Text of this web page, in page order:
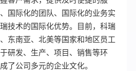
国际化的团队、国际化的业务实
技术的国际化优势。目前，科瑞
东南亚、北美等国家和地区员工
研发、生产、项目、销售等环
了公司多元的企业文化。